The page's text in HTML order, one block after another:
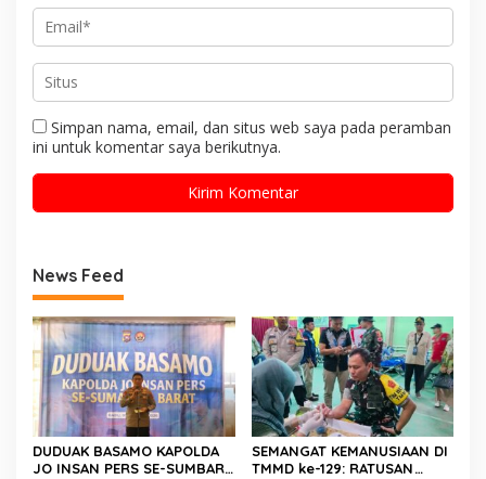
Simpan nama, email, dan situs web saya pada peramban
ini untuk komentar saya berikutnya.
News Feed
DUDUAK BASAMO KAPOLDA
JO INSAN PERS SE-SUMBAR,
SEMANGAT KEMANUSIAAN DI
TMMD ke-129: RATUSAN